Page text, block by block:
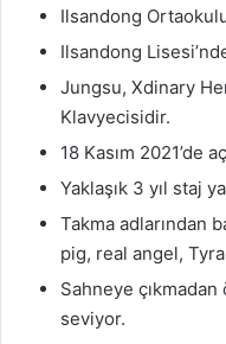
Ilsandong
Ilsandong
Jungsu, Xdinary
Klavyecisidir.
18 Kasım 2021’de
Yaklaşık 3 yıl staj
Takma adlarından
pig, real angel,
Sahneye çıkmadan
seviyor.